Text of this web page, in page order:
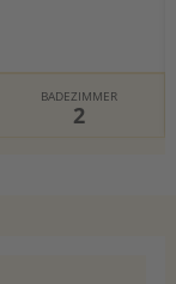
BADEZIMMER
2